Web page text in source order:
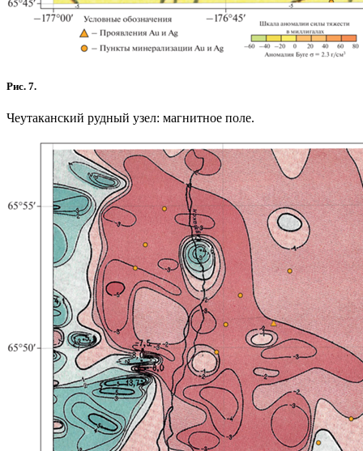
Рис. 7.
Чеутаканский рудный узел: магнитное поле.